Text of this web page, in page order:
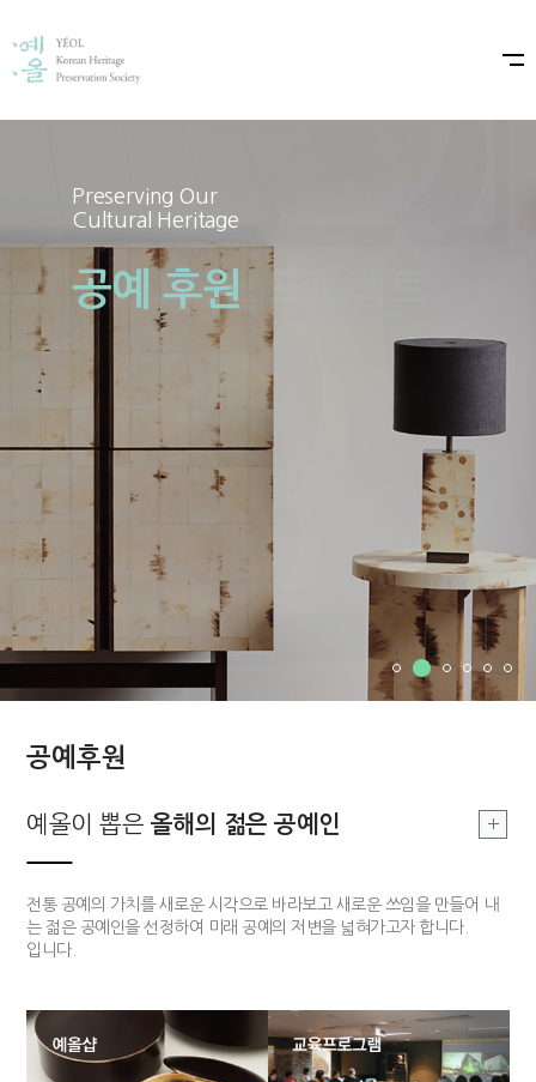
Preserving Our
Cultural Heritage
공예 후원
Preserving Our
Cultural Heritage
예올×샤넬 프로젝트
공예후원
부여, 지역문화싹틔우기
부여 지역의 공예를 기반으로 한 지역문화를 발전시킴으로 공예 커뮤니티
의 구심점을 구축하고자 합니다.
예올이 뽑은 올해의 장인
전통적 기법과 기능을 구현할 수 있고 개방적 사고를 가지고 있는 장인 한
분을 매년 선정하여 작품개발 및 판매까지 전 과정을 함께하는 후원 사업
입니다.
예올이 뽑은 올해의 젊은 공예인
전통 공예의 가치를 새로운 시각으로 바라보고 새로운 쓰임을 만들어 내
는 젊은 공예인을 선정하여 미래 공예의 저변을 넓혀가고자 합니다.
부여, 지역문화올해의 장인